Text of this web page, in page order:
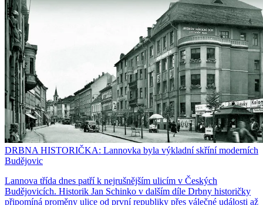
DRBNA HISTORIČKA: Lannovka byla výkladní skříní moderních
Budějovic
Lannova třída dnes patří k nejrušnějším ulicím v Českých
Budějovicích. Historik Jan Schinko v dalším díle Drbny historičky
připomíná proměny ulice od první republiky přes válečné události až